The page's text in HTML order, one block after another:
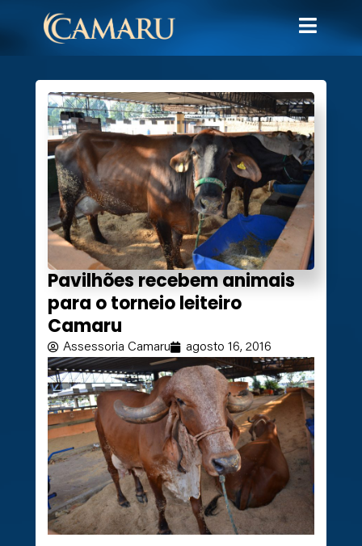
Pavilhões recebem animais
para o torneio leiteiro
Camaru
Assessoria Camaru agosto 16, 2016